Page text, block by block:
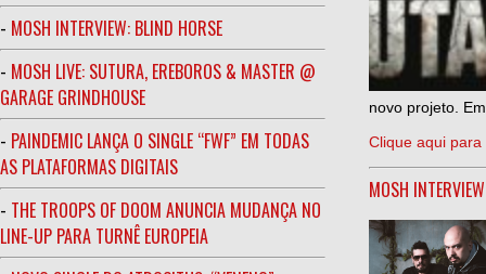
- MOSH INTERVIEW: BLIND HORSE
- MOSH LIVE: SUTURA, EREBOROS & MASTER @
GARAGE GRINDHOUSE
- PAINDEMIC LANÇA O SINGLE “FWF” EM TODAS
AS PLATAFORMAS DIGITAIS
- THE TROOPS OF DOOM ANUNCIA MUDANÇA NO
LINE-UP PARA TURNÊ EUROPEIA
novo projeto.
Clique aqui para
MOSH